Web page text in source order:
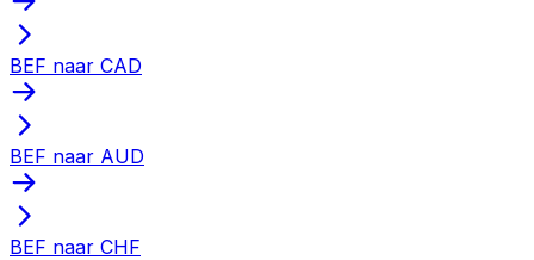
BEF naar CAD
BEF naar AUD
BEF naar CHF